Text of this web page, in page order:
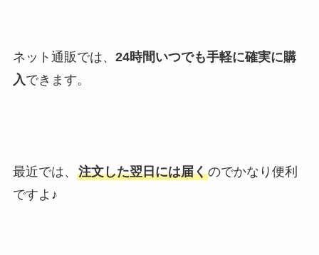
ネット通販では、 24時間いつでも手軽に確実に購
入できます。
最近では、 注文した翌日には届くのでかなり便利
ですよ♪